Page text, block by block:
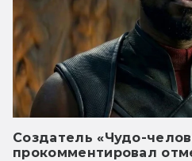
Создатель «Чудо-
прокомментировал